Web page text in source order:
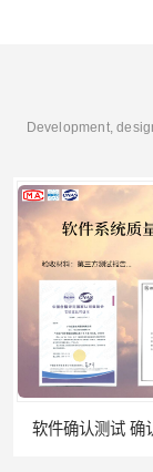
Development,
报告 信息系统